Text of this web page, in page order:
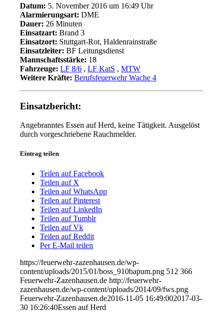
Datum: 5. November 2016 um 16:49 Uhr
Alarmierungsart: DME
Dauer: 26 Minuten
Einsatzart: Brand 3
Einsatzort: Stuttgart-Rot, Haldenrainstraße
Einsatzleiter: BF Leitungsdienst
Mannschaftsstärke: 18
Fahrzeuge: LF 8/6 ,LF KatS ,MTW
Weitere Kräfte: Berufsfeuerwehr Wache 4
Einsatzbericht:
Angebranntes Essen auf Herd, keine Tätigkeit. Ausgelöst
durch vorgeschriebene Rauchmelder.
Eintrag teilen
Teilen auf Facebook
Teilen auf X
Teilen auf WhatsApp
Teilen auf Pinterest
Teilen auf LinkedIn
Teilen auf Tumblr
Teilen auf Vk
Teilen auf Reddit
Per E-Mail teilen
https://feuerwehr-zazenhausen.de/wp-
content/uploads/2015/01/boss_910bapum.png 512 366
Feuerwehr-Zazenhausen.de http://feuerwehr-
zazenhausen.de/wp-content/uploads/2014/09/fws.png
Feuerwehr-Zazenhausen.de2016-11-05 16:49:002017-03-
30 16:26:40Essen auf Herd